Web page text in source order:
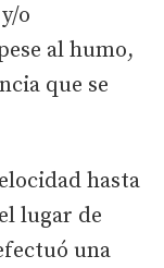
o
al humo,
que se
hasta
lugar de
una